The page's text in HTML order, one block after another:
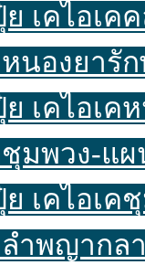
ย เคไอเ
หนองยารั
ย เคไอ
ชุมพวง-แ
ย เคไอ
ลำพญากล